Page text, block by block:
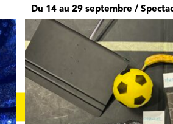
Du 14 au 29 septembre /